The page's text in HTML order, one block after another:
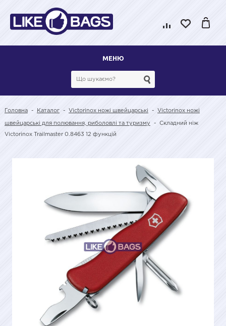
МЕНЮ
Головна - Каталог - Victorinox ножі швейцарські - Victorinox ножі
швейцарські для полювання, риболовлі та туризму - Складний ніж
Victorinox Trailmaster 0.8463 12 функцій